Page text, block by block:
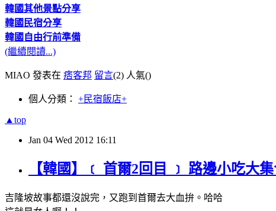
韓國其他景點分享
韓國民宿分享
韓國自由行前準備
(繼續閱讀...)
MIAO 發表在 痞客邦 留言(2) 人氣()
個人分類： +民宿飯店+
▲top
Jan 04 Wed 2012 16:11
【韓國】﹝ 首爾2回目 ﹞ 路邊小吃大
吉隆坡故事都還沒說完，又跑到首爾去大血拚。哈哈